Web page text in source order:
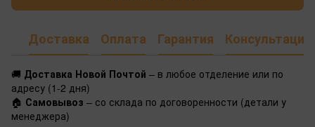
Доставка Оплата Гарантия Консультация
🚚 Доставка Новой Почтой – в любое отделение или по
адресу (1-2 дня)
🏠 Самовывоз – со склада по договоренности (детали у
менеджера)